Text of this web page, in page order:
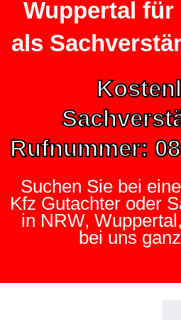
Wuppertal für
als
Rufnummer:
Suchen Sie bei
Kfz Gutachter oder
in NRW,
bei uns